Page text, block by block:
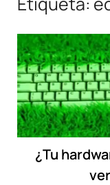
¿Tu